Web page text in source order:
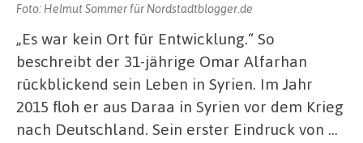
Foto: Helmut Sommer für Nordstadtblogger.de
„Es war kein Ort für Entwicklung.“ So
beschreibt der 31-jährige Omar Alfarhan
rückblickend sein Leben in Syrien. Im Jahr
2015 floh er aus Daraa in Syrien vor dem Krieg
nach Deutschland. Sein erster Eindruck von …